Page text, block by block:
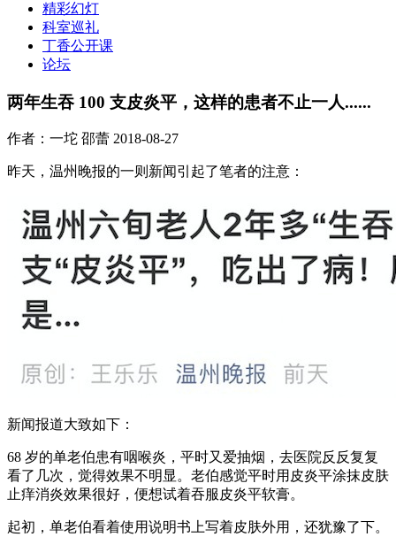
精彩幻灯
科室巡礼
丁香公开课
论坛
两年生吞 100 支皮炎平，这样的患者不止一人......
作者：一坨 邵蕾 2018-08-27
昨天，温州晚报的一则新闻引起了笔者的注意：
新闻报道大致如下：
68 岁的单老伯患有咽喉炎，平时又爱抽烟，去医院反反复复
看了几次，觉得效果不明显。老伯感觉平时用皮炎平涂抹皮肤
止痒消炎效果很好，便想试着吞服皮炎平软膏。
起初，单老伯看着使用说明书上写着皮肤外用，还犹豫了下。